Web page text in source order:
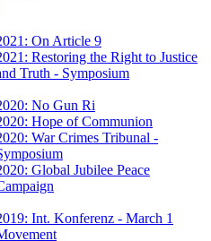
On Article 9
Restoring the Right to Justice
Truth - Symposium
No Gun Ri
Hope of Communion
War Crimes Tribunal -
Global Jubilee Peace
Int. Konferenz - March 1